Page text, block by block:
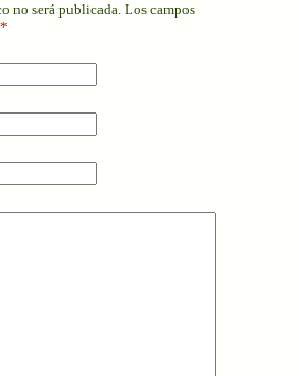
no será publicada. Los campos
*